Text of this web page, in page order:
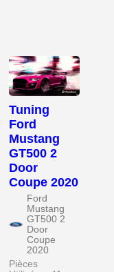
Tuning
Ford
Mustang
GT500 2
Door
Coupe 2020
Ford
Mustang
GT500 2
Door
Coupe
2020
Pièces